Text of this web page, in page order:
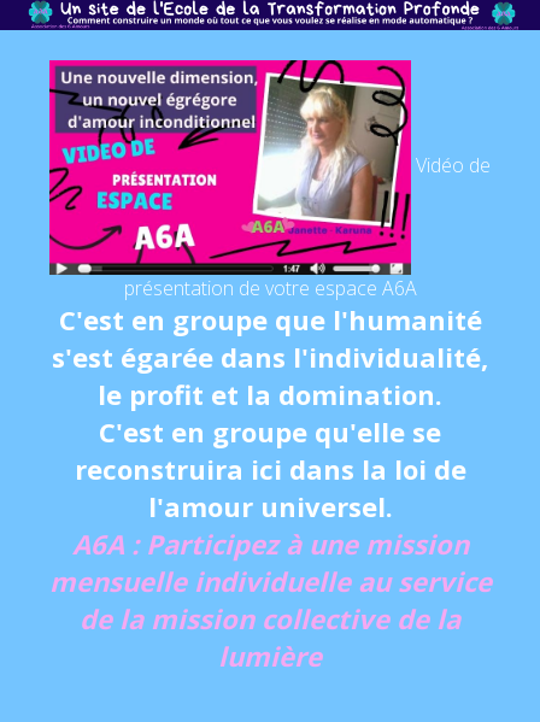
Vidéo de
présentation de votre espace A6A
C'est en groupe que l'humanité
s'est égarée dans l'individualité,
le profit et la domination.
C'est en groupe qu'elle se
reconstruira ici dans la loi de
l'amour universel.
A6A : Participez à une mission
mensuelle individuelle au service
de la mission collective de la
lumière